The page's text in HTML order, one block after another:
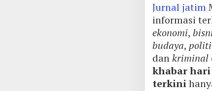
Jurnal jatim
informasi
ekonomi,
budaya,
dankriminal
khabar
terkini